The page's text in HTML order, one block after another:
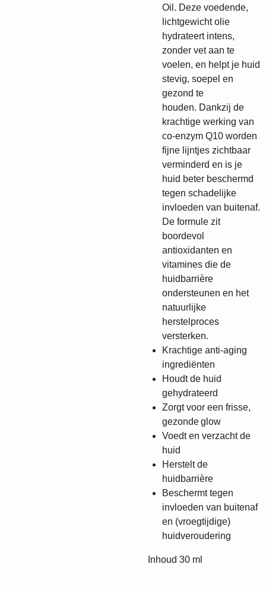
Oil . Deze voedende,
lichtgewicht olie
hydrateert intens,
zonder vet aan te
voelen, en helpt je huid
stevig, soepel en
gezond te
houden. Dankzij de
krachtige werking van
co-enzym Q10 worden
fijne lijntjes zichtbaar
verminderd en is je
huid beter beschermd
tegen schadelijke
invloeden van buitenaf.
De formule zit
boordevol
antioxidanten en
vitamines die de
huidbarrière
ondersteunen en het
natuurlijke
herstelproces
versterken.
Krachtige anti-aging
ingrediënten
Houdt de huid
gehydrateerd
Zorgt voor een frisse,
gezonde glow
Voedt en verzacht de
huid
Herstelt de
huidbarrière
Beschermt tegen
invloeden van buitenaf
en (vroegtijdige)
huidveroudering
Inhoud 30 ml